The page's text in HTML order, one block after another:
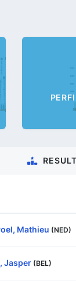
Mathieu (NED)
Jasper (BEL)